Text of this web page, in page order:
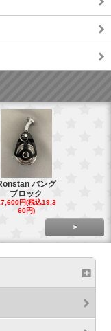
バング
ブロック
円(税込19,3
60円)
>